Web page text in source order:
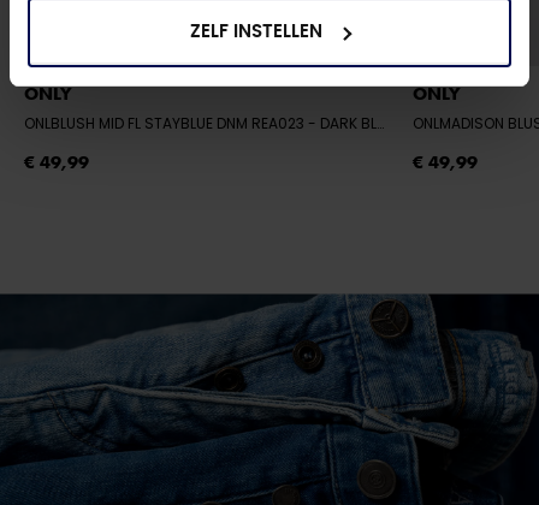
ZELF INSTELLEN
ONLY
ONLBLUSH MID FL STAYBLUE DNM REA023 - DARK BLUE DENIM
€ 49,99
ONLY
ONLMADISON
€ 49,99